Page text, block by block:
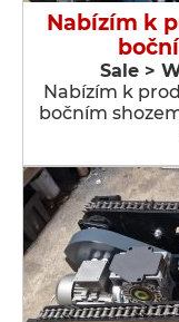
Nabízím k
Sale >
Nabízím k
bočním